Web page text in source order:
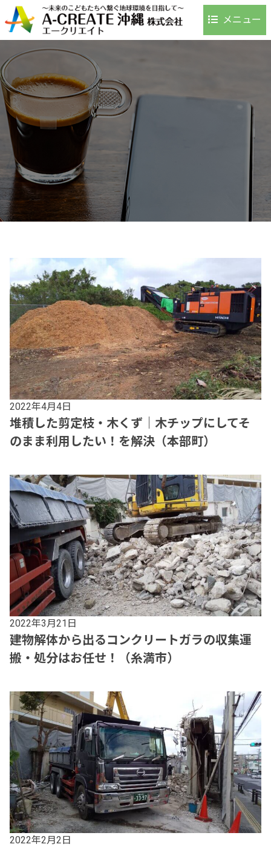
メニュー
ホーム
事業内容
環境への取り組み
事例・実績
お客様の声
よくある質問
会社案内
アクセス
採用情報
お知らせ
2022年4月4日
堆積した剪定枝・木くず｜木チップにしてそ
のまま利用したい！を解決（本部町）
2022年3月21日
建物解体から出るコンクリートガラの収集運
搬・処分はお任せ！（糸満市）
2022年2月2日